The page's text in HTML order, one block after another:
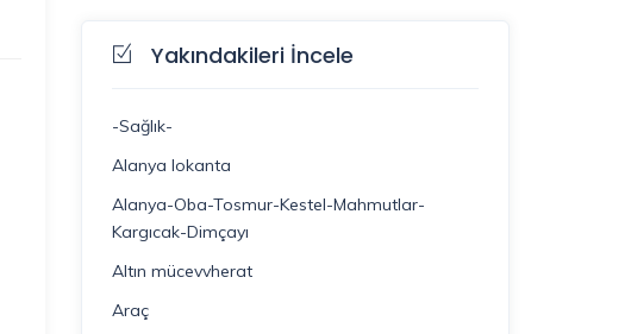
Yakındakileri İncele
-Sağlık-
Alanya lokanta
Alanya-Oba-Tosmur-Kestel-Mahmutlar-
Kargıcak-Dimçayı
Altın mücevvherat
Araç